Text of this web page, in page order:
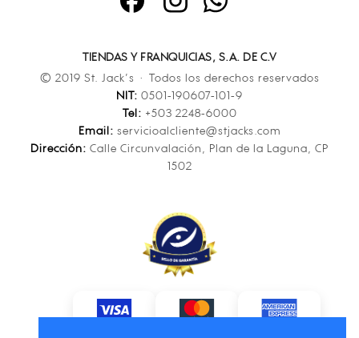
TIENDAS Y FRANQUICIAS, S.A. DE C.V
© 2019 St. Jack’s · Todos los derechos reservados
NIT: 0501-190607-101-9
Tel: +503 2248-6000
Email: servicioalcliente@stjacks.com
Dirección: Calle Circunvalación, Plan de la Laguna, CP
1502